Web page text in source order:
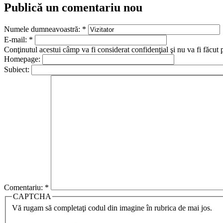
Publică un comentariu nou
Numele dumneavoastră: *
E-mail: *
Conţinutul acestui câmp va fi considerat confidenţial şi nu va fi făcut
Homepage:
Subiect:
Comentariu: *
CAPTCHA
Vă rugam să completaţi codul din imagine în rubrica de mai jos.